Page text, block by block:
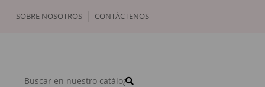
SOBRE NOSOTROS CONTÁCTENOS